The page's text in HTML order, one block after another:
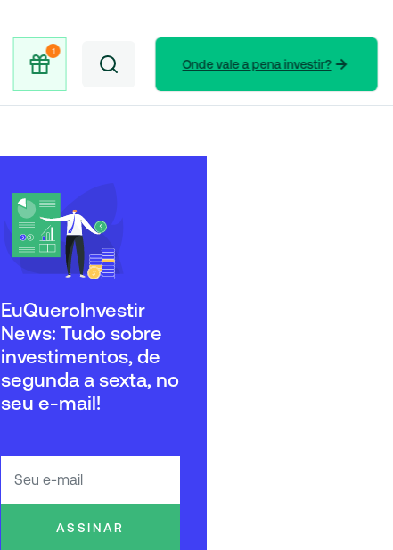
Onde vale a pena investir?
EuQueroInvestir
News: Tudo sobre
investimentos, de
segunda a sexta, no
seu e-mail!
ASSINAR